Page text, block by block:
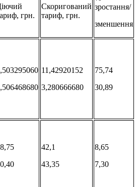
грн.
Скоригований
тариф, грн.
зростання/
зменшення
11,42920152
3,280666680
75,74
30,89
42,1
43,35
8,65
7,30